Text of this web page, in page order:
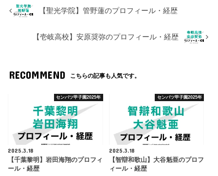
【聖光学院】管野蓮のプロフィール・経歴
【壱岐高校】安原奨弥のプロフィール・経歴
RECOMMEND こちらの記事も人気です。
センバツ甲子園2025年
2025.3.18
【千葉黎明】岩田海翔のプロフィ
ール・経歴
センバツ甲子園2025年
2025.3.18
【智辯和歌山】大谷魁亜のプロフ
ィール・経歴